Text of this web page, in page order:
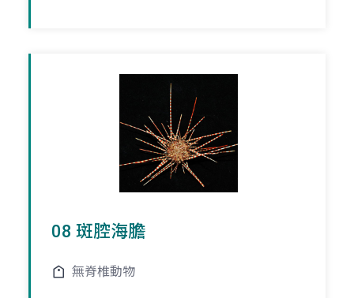
08 斑腔海膽
無脊椎動物